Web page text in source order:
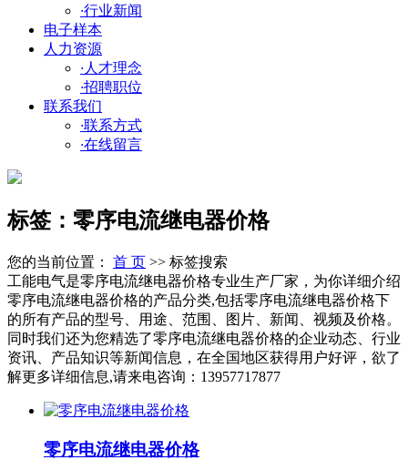
·行业新闻
电子样本
人力资源
· 人才理念
·招聘职位
联系我们
·联系方式
·在线留言
标签：零序电流继电器价格
您的当前位置： 首 页 >> 标签搜索
工能电气是零序电流继电器价格专业生产厂家，为你详细介绍
零序电流继电器价格的产品分类,包括零序电流继电器价格下
的所有产品的型号、用途、范围、图片、新闻、视频及价格。
同时我们还为您精选了零序电流继电器价格的企业动态、行业
资讯、产品知识等新闻信息，在全国地区获得用户好评，欲了
解更多详细信息,请来电咨询：13957717877
零序电流继电器价格